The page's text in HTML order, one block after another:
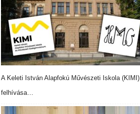
A Keleti István Alapfokú Művészeti Iskola (KIMI)
felhívása…